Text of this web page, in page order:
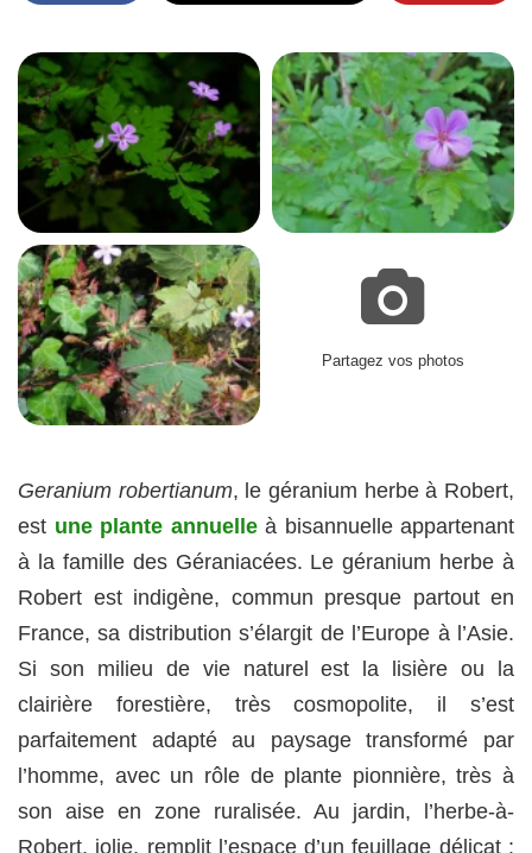
Partagez vos photos
Geranium robertianum, le géranium herbe à Robert,
est une plante annuelleà bisannuelle appartenant
à la famille des Géraniacées. Le géranium herbe à
Robert est indigène, commun presque partout en
France, sa distribution s’élargit de l’Europe à l’Asie.
Si son milieu de vie naturel est la lisière ou la
clairière forestière, très cosmopolite, il s’est
parfaitement adapté au paysage transformé par
l’homme, avec un rôle de plante pionnière, très à
son aise en zone ruralisée. Au jardin, l’herbe-à-
Robert, jolie, remplit l’espace d’un feuillage délicat :